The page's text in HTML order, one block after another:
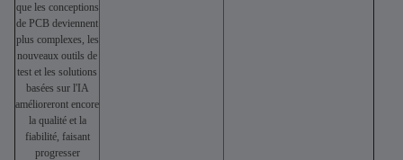
que les conceptions
de PCB deviennent
plus complexes, les
nouveaux outils de
test et les solutions
basées sur l'IA
amélioreront encore
la qualité et la
fiabilité, faisant
progresser